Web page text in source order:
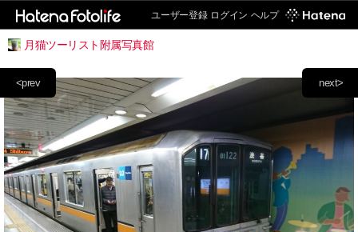
ユーザー登録 ログイン ヘルプ
月猫ツーリスト附属写真館
next>
<prev